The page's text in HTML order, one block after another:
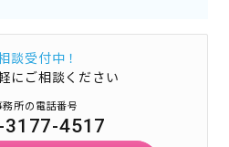
談受付中！
にご相談ください
務所の電話番号
3177-4517